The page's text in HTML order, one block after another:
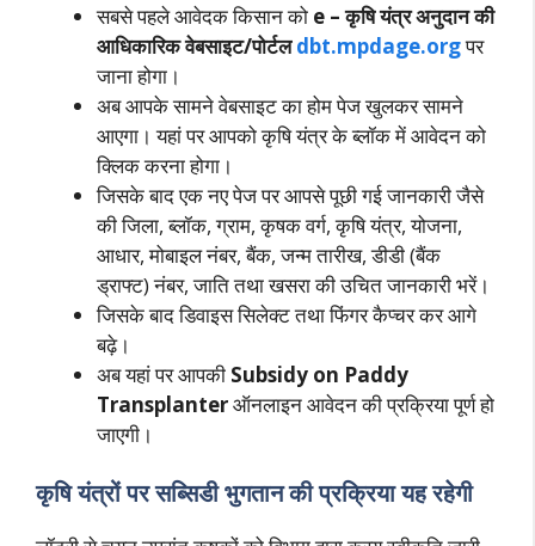
सबसे पहले आवेदक किसान को e – कृषि यंत्र अनुदान की
आधिकारिक वेबसाइट/पोर्टल dbt.mpdage.orgपर
जाना होगा।
अब आपके सामने वेबसाइट का होम पेज खुलकर सामने
आएगा। यहां पर आपको कृषि यंत्र के ब्लॉक में आवेदन को
क्लिक करना होगा।
जिसके बाद एक नए पेज पर आपसे पूछी गई जानकारी जैसे
की जिला, ब्लॉक, ग्राम, कृषक वर्ग, कृषि यंत्र, योजना,
आधार, मोबाइल नंबर, बैंक, जन्म तारीख, डीडी (बैंक
ड्राफ्ट) नंबर, जाति तथा खसरा की उचित जानकारी भरें।
जिसके बाद डिवाइस सिलेक्ट तथा फिंगर कैप्चर कर आगे
बढ़े।
अब यहां पर आपकी Subsidy on Paddy
Transplanterऑनलाइन आवेदन की प्रक्रिया पूर्ण हो
जाएगी।
कृषि यंत्रों पर सब्सिडी भुगतान की प्रक्रिया यह रहेगी